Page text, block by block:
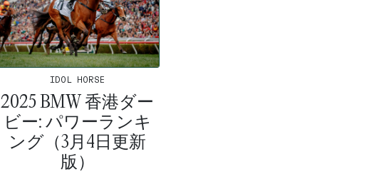
IDOL HORSE
2025 BMW 香港ダー
ビー: パワーランキ
ング（3月4日更新
版）